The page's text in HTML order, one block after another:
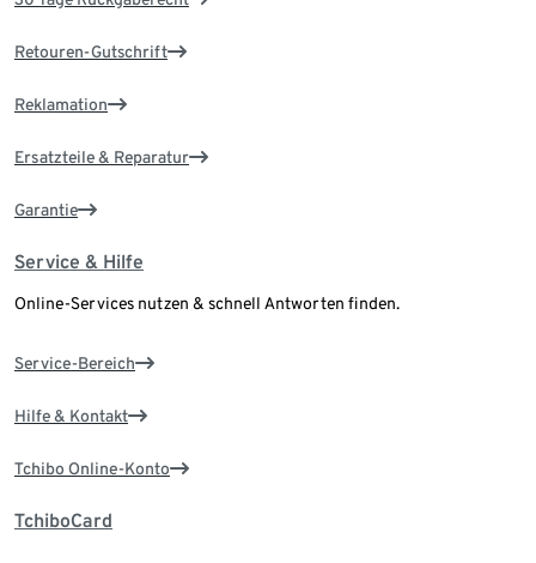
Retouren-Gutschrift
Reklamation
Ersatzteile & Reparatur
Garantie
Service & Hilfe
Online-Services nutzen & schnell Antworten finden.
Service-Bereich
Hilfe & Kontakt
Tchibo Online-Konto
TchiboCard